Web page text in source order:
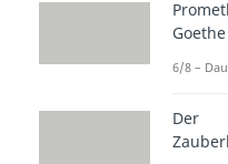
mit
Goethe
6/8 –
Der